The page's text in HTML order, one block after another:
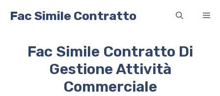
Fac Simile Contratto
Fac Simile Contratto Di
Gestione Attività
Commerciale